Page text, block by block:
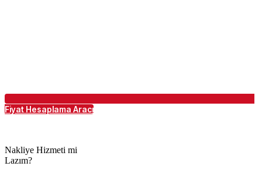
Fiyat Hesaplama Aracı
Nakliye Hizmeti mi
Lazım?